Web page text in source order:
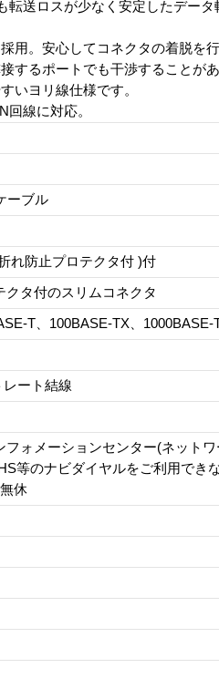
送ロスが少なく安定したデー
用。安心してコネクタの着脱を行
するポートでも干渉することがあ
いヨリ線仕様です。
線に対応。
ーブル
れ防止プロテクタ付 )付
クタ付のスリムコネクタ
T、100BASE-TX、1000BASE-
レート結線
フォメーションセンター(ネット
等のナビダイヤルをご利用でき
休